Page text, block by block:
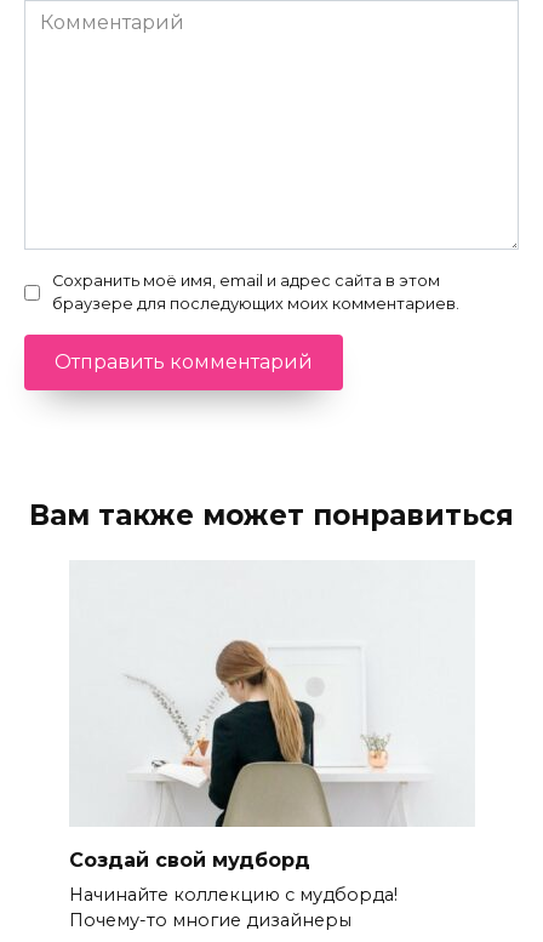
Комментарий
Сохранить моё имя, email и адрес сайта в этом
браузере для последующих моих комментариев.
Вам также может понравиться
Создай свой мудборд
Начинайте коллекцию с мудборда!
Почему-то многие дизайнеры